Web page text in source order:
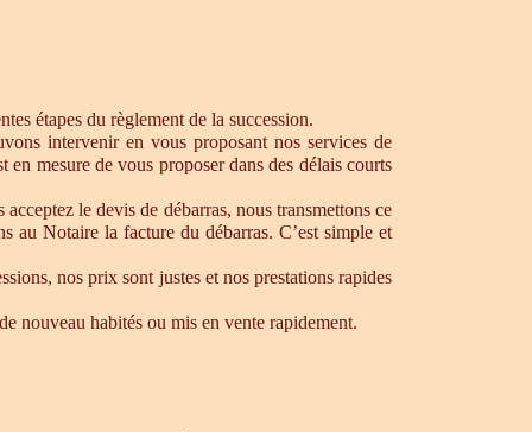
étapes du règlement de la succession.
intervenir en vous proposant nos services de
mesure de vous proposer dans des délais courts
le devis de débarras, nous transmettons ce
au Notaire la facture du débarras. C’est simple et
nos prix sont justes et nos prestations rapides
nouveau habités ou mis en vente rapidement.